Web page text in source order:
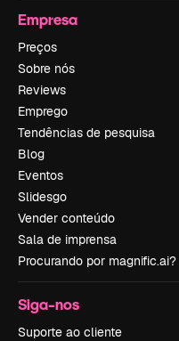
Empresa
Preços
Sobre nós
Reviews
Emprego
Tendências de pesquisa
Blog
Eventos
Slidesgo
Vender conteúdo
Sala de imprensa
Procurando por magnific.ai?
Siga-nos
Suporte ao cliente